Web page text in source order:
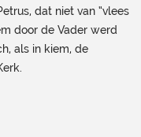
dat niet van “vlees
door de Vader werd
als in kiem, de